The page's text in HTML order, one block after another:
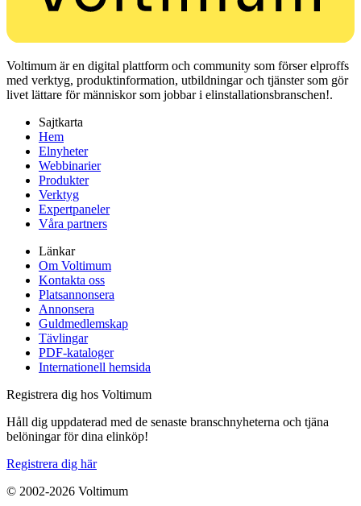
Voltimum är en digital plattform och community som förser elproffs
med verktyg, produktinformation, utbildningar och tjänster som gör
livet lättare för människor som jobbar i elinstallationsbranschen!.
Sajtkarta
Hem
Elnyheter
Webbinarier
Produkter
Verktyg
Expertpaneler
Våra partners
Länkar
Om Voltimum
Kontakta oss
Platsannonsera
Annonsera
Guldmedlemskap
Tävlingar
PDF-kataloger
Internationell hemsida
Registrera dig hos Voltimum
Håll dig uppdaterad med de senaste branschnyheterna och tjäna
belöningar för dina elinköp!
Registrera dig här
© 2002-2026 Voltimum